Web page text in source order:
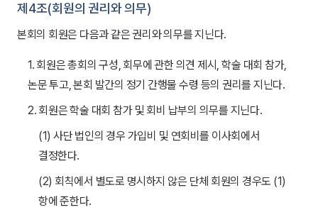
제4조(회원의 권리와 의무)
본회의 회원은 다음과 같은 권리와 의무를 지닌다.
1. 회원은 총회의 구성, 회무에 관한 의견 제시, 학술 대회 참가,
논문 투고, 본회 발간의 정기 간행물 수령 등의 권리를 지닌다.
2. 회원은 학술 대회 참가 및 회비 납부의 의무를 지닌다.
(1) 사단 법인의 경우 가입비 및 연회비를 이사회에서
결정한다.
(2) 회칙에서 별도로 명시하지 않은 단체 회원의 경우도 (1)
항에 준한다.